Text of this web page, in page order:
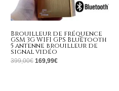
Brouilleur de fréquence
GSM 3G WIFI GPS Bluetooth
5 antenne brouilleur de
signal vidéo
399,00€ 169,99€